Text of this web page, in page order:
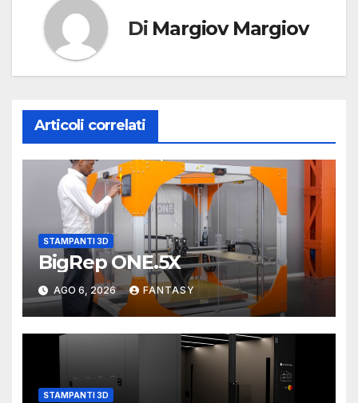
Di Margiov Margiov
Articoli correlati
STAMPANTI 3D
BigRep ONE.5X
AGO 6, 2026 FANTASY
STAMPANTI 3D